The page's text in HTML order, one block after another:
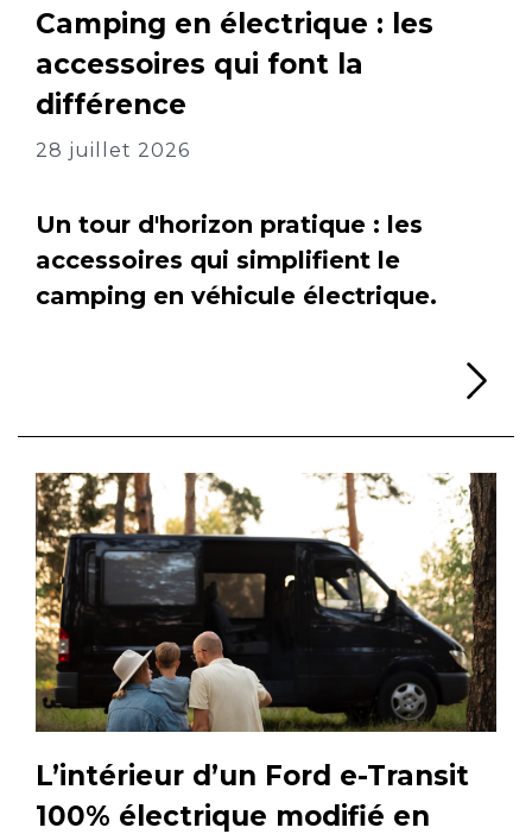
Camping en électrique : les
accessoires qui font la
différence
28 juillet 2026
Un tour d'horizon pratique : les
accessoires qui simplifient le
camping en véhicule électrique.
L’intérieur d’un Ford e-Transit
100% électrique modifié en